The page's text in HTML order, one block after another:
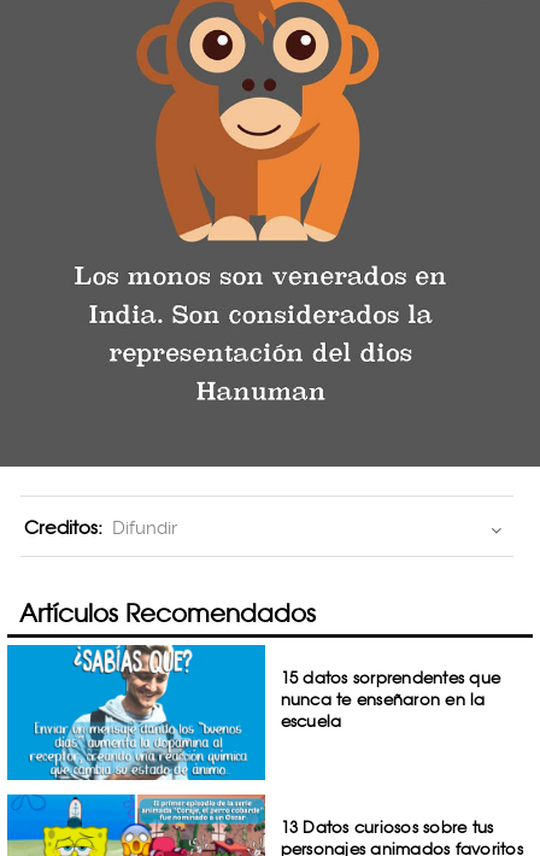
Creditos: Difundir
Artículos Recomendados
15 datos sorprendentes que
nunca te enseñaron en la
escuela
13 Datos curiosos sobre tus
personajes animados favoritos